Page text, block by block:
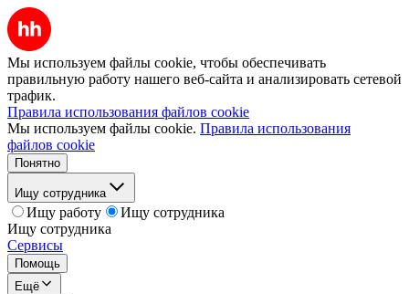
Мы используем файлы cookie, чтобы обеспечивать
правильную работу нашего веб-сайта и анализировать сетевой
трафик.
Правила использования файлов cookie
Мы используем файлы cookie. Правила использования
файлов cookie
Понятно
Ищу сотрудника
Ищу работу
Ищу сотрудника
Ищу сотрудника
Сервисы
Помощь
Ещё